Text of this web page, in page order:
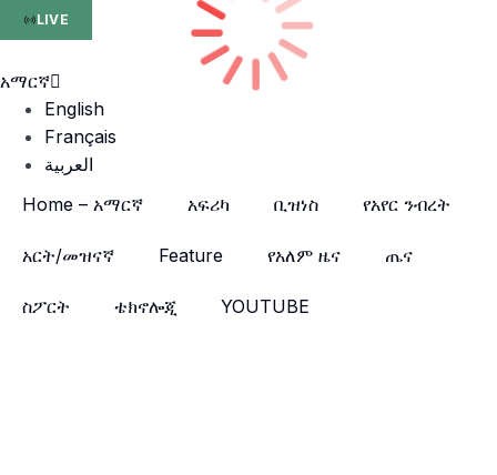
LIVE
አማርኛ
English
Français
العربية
Home – አማርኛ
አፍሪካ ቢዝነስ የአየር ንብረት
አርት/መዝናኛ Feature የአለም ዜና ጤና
ስፖርት ቴክኖሎጂ YOUTUBE